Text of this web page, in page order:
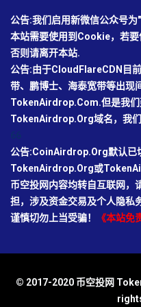
公告:我们启用新微信公众号
本站需要使用到Cookie，若
否则请离开本站.
公告:由于CloudFlareCDN目
带、鹏博士、海泰宽带等出现
TokenAirdrop.Com.但是我们
TokenAirdrop.Org域名，我们
公告:CoinAirdrop.Org默认已
TokenAirdrop.Org或
币空投网内容均转自互联网，
担，涉及资金交易及个人隐私
谨慎切勿上当受骗！
《本站免
© 2017-2020 币空投网